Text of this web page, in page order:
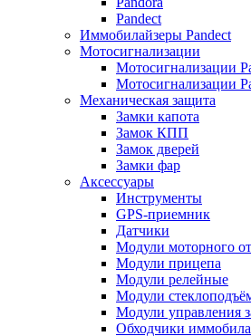
Pandect
Иммобилайзеры Pandect
Мотосигнализации
Мотосигнализации
Мотосигнализации
Механическая защита
Замки капота
Замок КПП
Замок дверей
Замки фар
Аксессуары
Инструменты
GPS-приемник
Датчики
Модули моторного
Модули прицепа
Модули релейные
Модули
Модули управления
Обходчики